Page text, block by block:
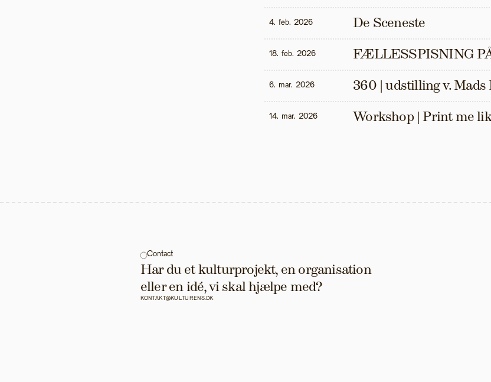
4. feb. 2026 De Sceneste
18. feb. 2026 FÆLLESSPISNING
6. mar. 2026 360 | udstilling v. Mads
14. mar. 2026 Workshop | Print me
KONTAKT@KULTURENS.DK
Har du et kulturprojekt, en organisation
eller en idé, vi skal hjælpe med?
Contact